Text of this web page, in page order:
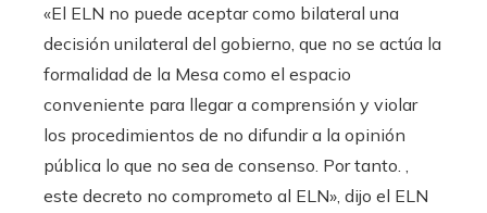
«El ELN no puede aceptar como bilateral una
decisión unilateral del gobierno, que no se actúa la
formalidad de la Mesa como el espacio
conveniente para llegar a comprensión y violar
los procedimientos de no difundir a la opinión
pública lo que no sea ​​de consenso. Por tanto. ,
este decreto no comprometo al ELN», dijo el ELN